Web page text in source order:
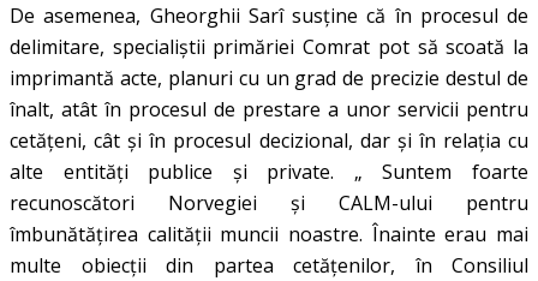
De asemenea, Gheorghii Sarî susține că în procesul de
delimitare, specialiștii primăriei Comrat pot să scoată la
imprimantă acte, planuri cu un grad de precizie destul de
înalt, atât în procesul de prestare a unor servicii pentru
cetățeni, cât și în procesul decizional, dar și în relația cu
alte entități publice și private. „ Suntem foarte
recunoscători Norvegiei și CALM-ului pentru
îmbunătățirea calității muncii noastre. Înainte erau mai
multe obiecții din partea cetățenilor, în Consiliul